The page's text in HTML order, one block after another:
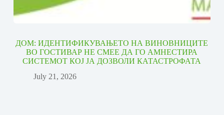
ДОМ: ИДЕНТИФИКУВАЊЕТО НА ВИНОВНИЦИТЕ
ВО ГОСТИВАР НЕ СМЕЕ ДА ГО АМНЕСТИРА
СИСТЕМОТ КОЈ ЈА ДОЗВОЛИ КАТАСТРОФАТА
July 21, 2026